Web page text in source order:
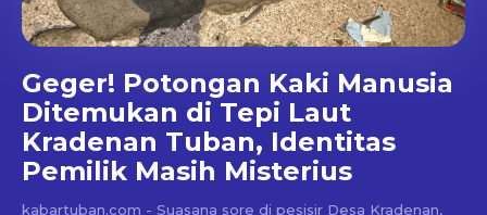
Geger! Potongan Kaki Manusia
Ditemukan di Tepi Laut
Kradenan Tuban, Identitas
Pemilik Masih Misterius
kabartuban.com - Suasana sore di pesisir Desa Kradenan,